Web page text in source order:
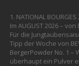
1. NATIONAL
Im AUGUST 2026 –
Für die
Tipp der Woche von
BergerPowder No. 1 –
überhaupt ein Pulver